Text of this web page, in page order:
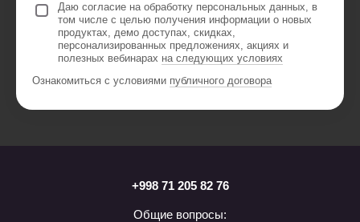
Даю согласие на обработку персональных данных, в
том числе с целью получения информации о новых
продуктах, демо доступах, скидках,
персонализированных предложениях, акциях и
полезных вебинарах на следующих условиях
Ознакомиться с условиями публичного договора
+998 71 205 82 76
Общие вопросы: